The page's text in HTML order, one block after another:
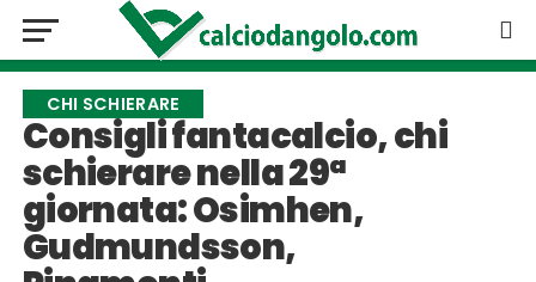
CHI SCHIERARE
Consigli fantacalcio, chi
schierare nella 29ª
giornata: Osimhen,
Gudmundsson,